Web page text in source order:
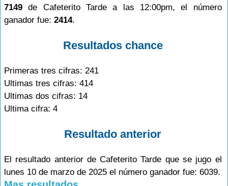
7149 de Cafeterito Tarde a las 12:00pm, el número
ganador fue: 2414.
Resultados chance
Primeras tres cifras: 241
Ultimas tres cifras: 414
Ultimas dos cifras: 14
Ultima cifra: 4
Resultado anterior
El resultado anterior de Cafeterito Tarde que se jugo el
lunes 10 de marzo de 2025 el número ganador fue: 6039.